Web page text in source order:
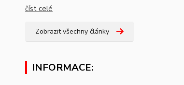
číst celé
Zobrazit všechny články
INFORMACE: